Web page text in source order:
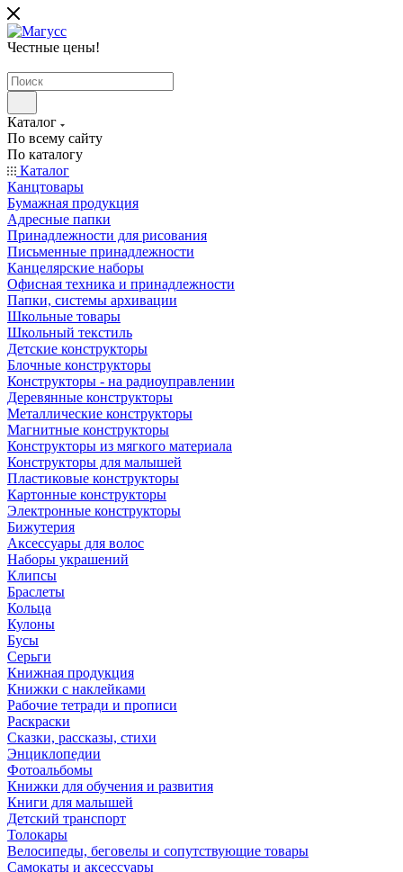
Честные цены!
Каталог
По всему сайту
По каталогу
Каталог
Канцтовары
Бумажная продукция
Адресные папки
Принадлежности для рисования
Письменные принадлежности
Канцелярские наборы
Офисная техника и принадлежности
Папки, системы архивации
Школьные товары
Школьный текстиль
Детские конструкторы
Блочные конструкторы
Конструкторы - на радиоуправлении
Деревянные конструкторы
Металлические конструкторы
Магнитные конструкторы
Конструкторы из мягкого материала
Конструкторы для малышей
Пластиковые конструкторы
Картонные конструкторы
Электронные конструкторы
Бижутерия
Аксессуары для волос
Наборы украшений
Клипсы
Браслеты
Кольца
Кулоны
Бусы
Серьги
Книжная продукция
Книжки с наклейками
Рабочие тетради и прописи
Раскраски
Сказки, рассказы, стихи
Энциклопедии
Фотоальбомы
Книжки для обучения и развития
Книги для малышей
Детский транспорт
Толокары
Велосипеды, беговелы и сопутствующие товары
Самокаты и аксессуары